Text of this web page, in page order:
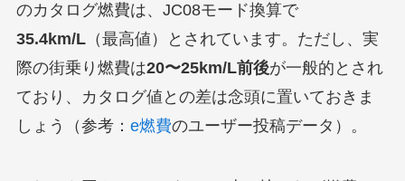
のカタログ燃費は、JC08モード換算で
35.4km/L（最高値）とされています。ただし、実
際の街乗り燃費は20〜25km/L前後が一般的とされ
ており、カタログ値との差は念頭に置いておきま
しょう（参考： e燃費のユーザー投稿データ）。